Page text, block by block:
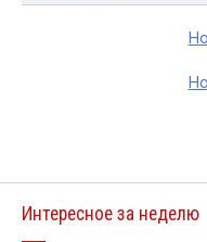
Интересное за неделю